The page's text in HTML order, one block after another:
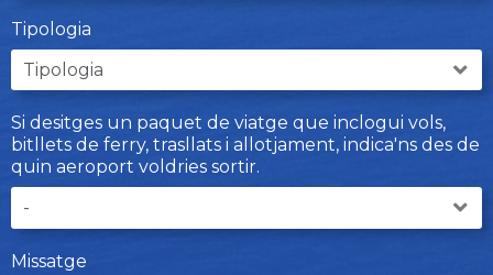
Tipologia
Si desitges un paquet de viatge que inclogui vols,
bitllets de ferry, trasllats i allotjament, indica'ns des de
quin aeroport voldries sortir.
Missatge